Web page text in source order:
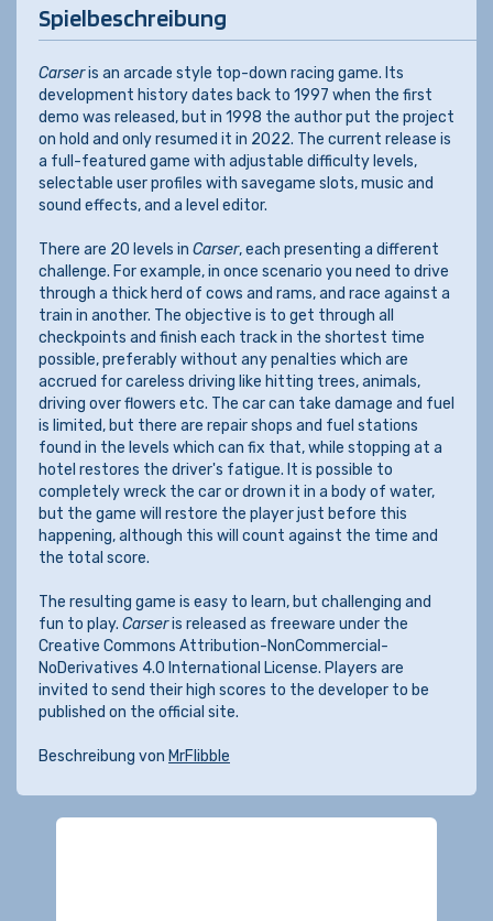
Spielbeschreibung
Carseris an arcade style top-down racing game. Its
development history dates back to 1997 when the first
demo was released, but in 1998 the author put the project
on hold and only resumed it in 2022. The current release is
a full-featured game with adjustable difficulty levels,
selectable user profiles with savegame slots, music and
sound effects, and a level editor.
There are 20 levels in Carser, each presenting a different
challenge. For example, in once scenario you need to drive
through a thick herd of cows and rams, and race against a
train in another. The objective is to get through all
checkpoints and finish each track in the shortest time
possible, preferably without any penalties which are
accrued for careless driving like hitting trees, animals,
driving over flowers etc. The car can take damage and fuel
is limited, but there are repair shops and fuel stations
found in the levels which can fix that, while stopping at a
hotel restores the driver's fatigue. It is possible to
completely wreck the car or drown it in a body of water,
but the game will restore the player just before this
happening, although this will count against the time and
the total score.
The resulting game is easy to learn, but challenging and
fun to play. Carseris released as freeware under the
Creative Commons Attribution-NonCommercial-
NoDerivatives 4.0 International License. Players are
invited to send their high scores to the developer to be
published on the official site.
Beschreibung von MrFlibble